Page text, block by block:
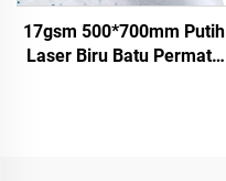
17gsm 500*700mm Putih
Laser Biru Batu Permata